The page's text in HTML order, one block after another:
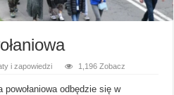
i zapowiedzi 1,196 Zobacz
powołaniowaodbędzie się w